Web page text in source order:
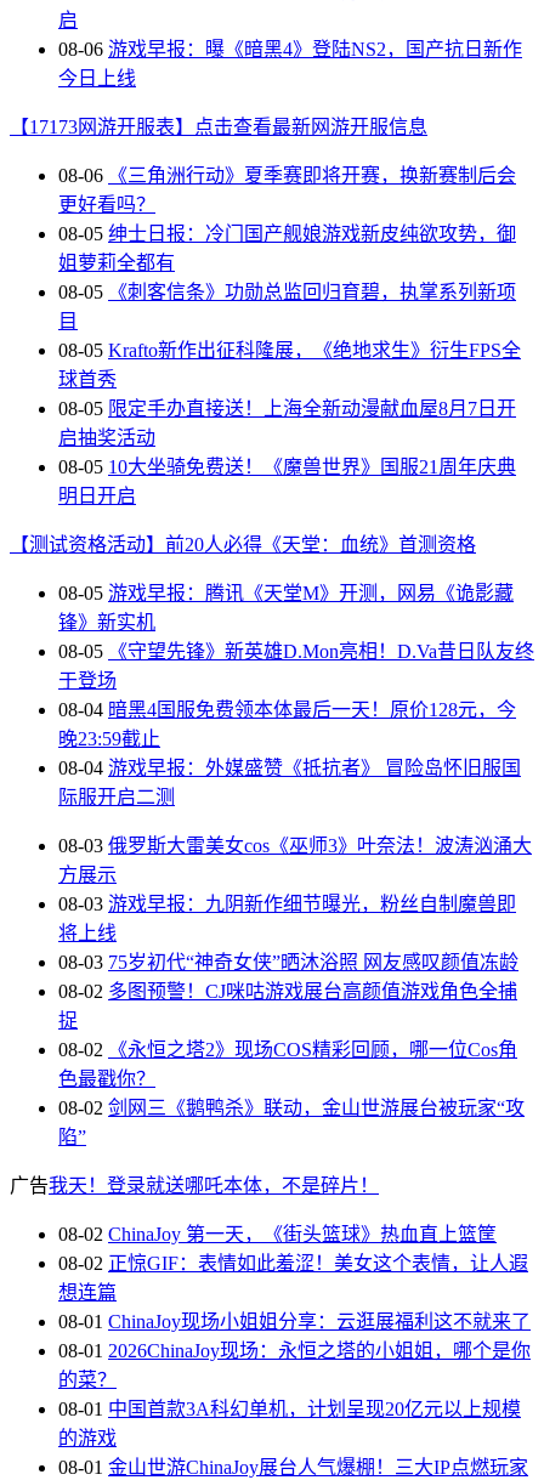
启
08-06 游戏早报：曝《暗黑4》登陆NS2，国产抗日新作
今日上线
【17173网游开服表】点击查看最新网游开服信息
08-06
《三角洲行动》夏季赛即将开赛，换新赛制后会
更好看吗？
08-05 绅士日报：冷门国产舰娘游戏新皮纯欲攻势，御
姐萝莉全都有
08-05
《刺客信条》功勋总监回归育碧，执掌系列新项
目
08-05 Krafto新作出征科隆展，《绝地求生》衍生FPS全
球首秀
08-05 限定手办直接送！上海全新动漫献血屋8月7日开
启抽奖活动
08-05 10大坐骑免费送！《魔兽世界》国服21周年庆典
明日开启
【测试资格活动】前20人必得《天堂：血统》首测资格
08-05 游戏早报：腾讯《天堂M》开测，网易《诡影藏
锋》新实机
08-05
《守望先锋》新英雄D.Mon亮相！D.Va昔日队友终
于登场
08-04 暗黑4国服免费领本体最后一天！原价128元，今
晚23:59截止
08-04 游戏早报：外媒盛赞《抵抗者》 冒险岛怀旧服国
际服开启二测
08-03 俄罗斯大雷美女cos《巫师3》叶奈法！波涛汹涌大
方展示
08-03 游戏早报：九阴新作细节曝光，粉丝自制魔兽即
将上线
08-03 75岁初代“神奇女侠”晒沐浴照 网友感叹颜值冻龄
08-02 多图预警！CJ咪咕游戏展台高颜值游戏角色全捕
捉
08-02
《永恒之塔2》现场COS精彩回顾，哪一位Cos角
色最戳你？
08-02 剑网三《鹅鸭杀》联动，金山世游展台被玩家“攻
陷”
广告我天！登录就送哪吒本体，不是碎片！
08-02 ChinaJoy 第一天，《街头篮球》热血直上篮筐
08-02 正惊GIF：表情如此羞涩！美女这个表情，让人遐
想连篇
08-01 ChinaJoy现场小姐姐分享：云逛展福利这不就来了
08-01 2026ChinaJoy现场：永恒之塔的小姐姐，哪个是你
的菜？
08-01 中国首款3A科幻单机，计划呈现20亿元以上规模
的游戏
08-01 金山世游ChinaJoy展台人气爆棚！三大IP点燃玩家